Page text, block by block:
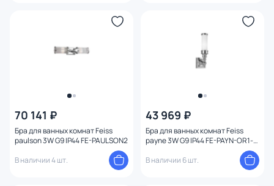
70 141 ₽
Бра для ванных комнат Feiss
paulson 3W G9 IP44 FE-PAULSON2
В наличии 4 шт.
43 969 ₽
Бра для ванных комнат Feiss
payne 3W G9 IP44 FE-PAYN-OR1-
В наличии 6 шт.